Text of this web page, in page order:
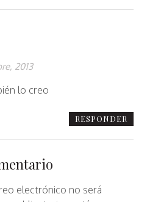
2013
lo creo
RESPONDER
electrónico no será